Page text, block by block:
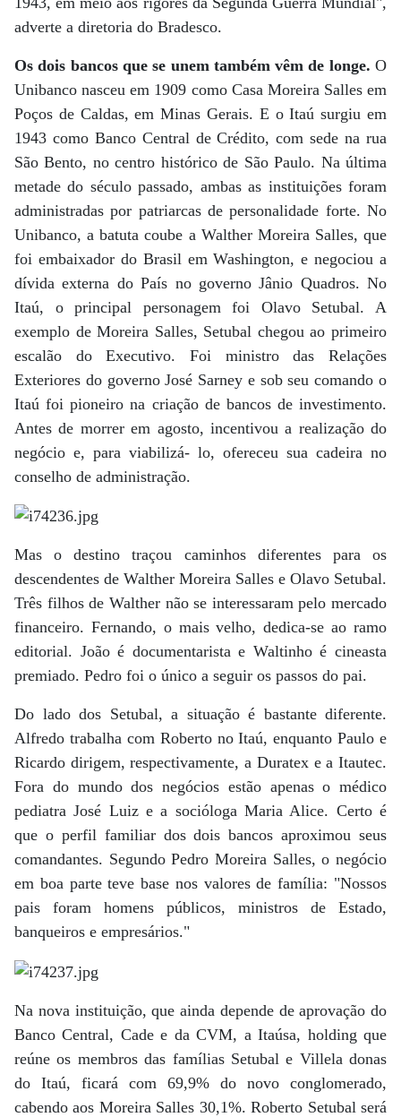
adverte a diretoria do Bradesco.
Os dois bancos que se unem também vêm de longe. O
Unibanco nasceu em 1909 como Casa Moreira Salles em
Poços de Caldas, em Minas Gerais. E o Itaú surgiu em
1943 como Banco Central de Crédito, com sede na rua
São Bento, no centro histórico de São Paulo. Na última
metade do século passado, ambas as instituições foram
administradas por patriarcas de personalidade forte. No
Unibanco, a batuta coube a Walther Moreira Salles, que
foi embaixador do Brasil em Washington, e negociou a
dívida externa do País no governo Jânio Quadros. No
Itaú, o principal personagem foi Olavo Setubal. A
exemplo de Moreira Salles, Setubal chegou ao primeiro
escalão do Executivo. Foi ministro das Relações
Exteriores do governo José Sarney e sob seu comando o
Itaú foi pioneiro na criação de bancos de investimento.
Antes de morrer em agosto, incentivou a realização do
negócio e, para viabilizá- lo, ofereceu sua cadeira no
conselho de administração.
Mas o destino traçou caminhos diferentes para os
descendentes de Walther Moreira Salles e Olavo Setubal.
Três filhos de Walther não se interessaram pelo mercado
financeiro. Fernando, o mais velho, dedica-se ao ramo
editorial. João é documentarista e Waltinho é cineasta
premiado. Pedro foi o único a seguir os passos do pai.
Do lado dos Setubal, a situação é bastante diferente.
Alfredo trabalha com Roberto no Itaú, enquanto Paulo e
Ricardo dirigem, respectivamente, a Duratex e a Itautec.
Fora do mundo dos negócios estão apenas o médico
pediatra José Luiz e a socióloga Maria Alice. Certo é
que o perfil familiar dos dois bancos aproximou seus
comandantes. Segundo Pedro Moreira Salles, o negócio
em boa parte teve base nos valores de família: "Nossos
pais foram homens públicos, ministros de Estado,
banqueiros e empresários."
Na nova instituição, que ainda depende de aprovação do
Banco Central, Cade e da CVM, a Itaúsa, holding que
reúne os membros das famílias Setubal e Villela donas
do Itaú, ficará com 69,9% do novo conglomerado,
cabendo aos Moreira Salles 30,1%. Roberto Setubal será